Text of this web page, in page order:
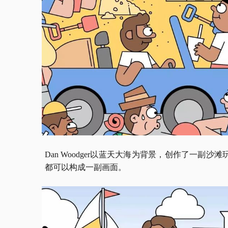
Dan Woodger以蓝天大海为背景，创作了一副沙
都可以构成一副画面。